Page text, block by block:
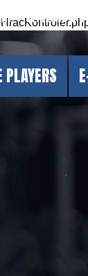
Vítězové &
PLAYERS